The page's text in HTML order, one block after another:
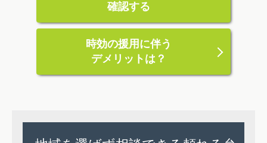
確認する
時効の援用に伴う
デメリットは？